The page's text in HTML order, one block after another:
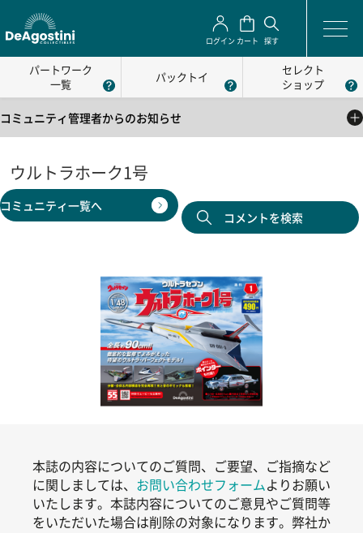
ログイン カート 探す
パートワーク
一覧
パックトイ
セレクト
ショップ
コミュニティ管理者からのお知らせ
公式コミュニティの利用方法について
2025/05/01
公式コミュニティの利用規約
ウルトラホーク1号
コミュニティ一覧へ
コメントを検索
本誌の内容についてのご質問、ご要望、ご指摘など
に関しましては、 お問い合わせフォームよりお願い
いたします。本誌内容についてのご意見やご質問等
をいただいた場合は削除の対象になります。弊社か